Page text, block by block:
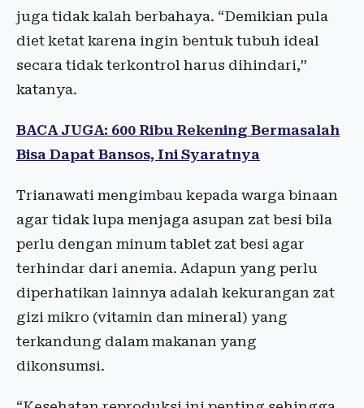
juga tidak kalah berbahaya. “Demikian pula
diet ketat karena ingin bentuk tubuh ideal
secara tidak terkontrol harus dihindari,”
katanya.
BACA JUGA: 600 Ribu Rekening Bermasalah
Bisa Dapat Bansos, Ini Syaratnya
Trianawati mengimbau kepada warga binaan
agar tidak lupa menjaga asupan zat besi bila
perlu dengan minum tablet zat besi agar
terhindar dari anemia. Adapun yang perlu
diperhatikan lainnya adalah kekurangan zat
gizi mikro (vitamin dan mineral) yang
terkandung dalam makanan yang
dikonsumsi.